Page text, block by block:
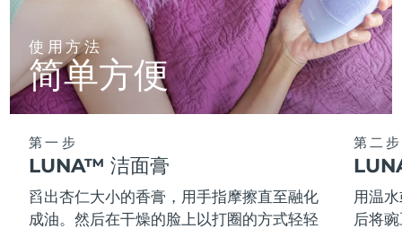
使用方法
简单方便
第一步
LUNA™ 洁面膏
舀出杏仁大小的香膏，用手指摩擦直至融化
成油。然后在干燥的脸上以打圈的方式轻轻
第二步
用温
后将